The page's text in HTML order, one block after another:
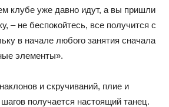
клубе уже давно идут, а вы пришли
– не беспокойтесь, все получится с
в начале любого занятия сначала
элементы».
и скручиваний, плие и
получается настоящий танец.